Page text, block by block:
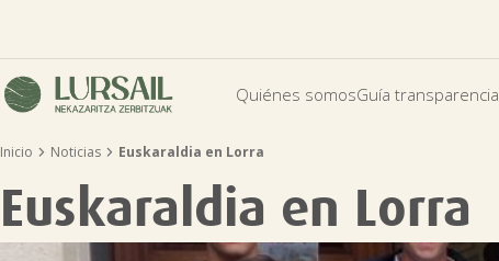
Quiénes somosGuía transparencia
Inicio  Noticias  Euskaraldia en Lorra
Euskaraldia en Lorra